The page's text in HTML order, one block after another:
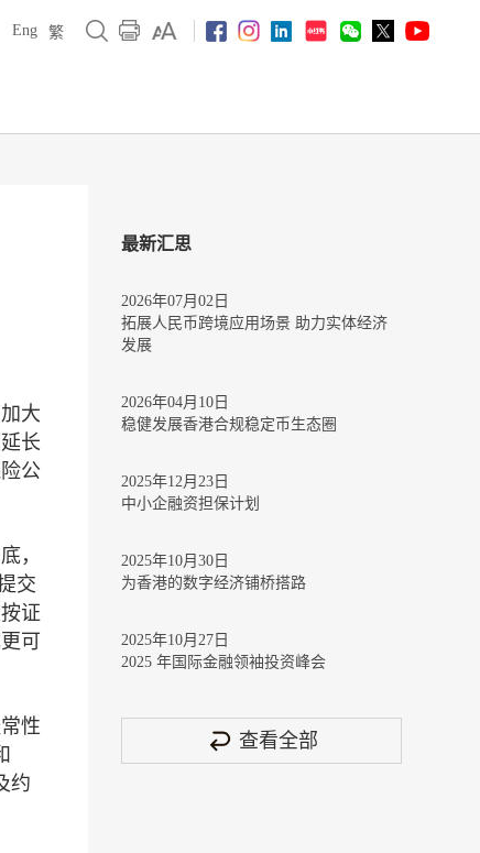
Eng 繁
大
长
公
，
交
证
可
性
约
最新汇思
2026年07月02日
拓展人民币跨境应用场景 助力实体经济
发展
2026年04月10日
稳健发展香港合规稳定币生态圈
2025年12月23日
中小企融资担保计划
2025年10月30日
为香港的数字经济铺桥搭路
2025年10月27日
2025 年国际金融领袖投资峰会
查看全部